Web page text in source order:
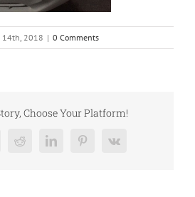
14th, 2018 | 0 Comments
Choose Your Platform!
RedditLinkedInPinterest
Vk